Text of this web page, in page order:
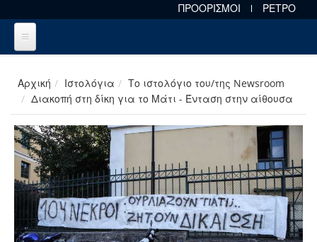
ΠΡΟΟΡΙΣΜΟΙ ΡΕΤΡΟ
Αρχική Ιστολόγια
Το ιστολόγιο του/της Newsroom
Διακοπή στη δίκη για το Μάτι - Ένταση στην αίθουσα